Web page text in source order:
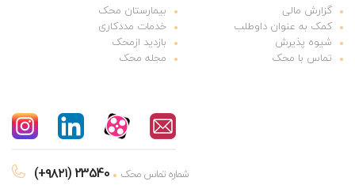
گزارش مالی
بیمارستان محک
کمک به عنوان داوطلب
خدمات مددکاری
شیوه پذیرش
بازدید ازمحک
تماس با محک
مجله محک
(+۹۸۲۱) 23540 شماره تماس محک